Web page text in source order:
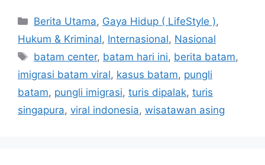
Categories
Berita Utama, Gaya Hidup ( LifeStyle ),
Hukum & Kriminal, Internasional, Nasional
Tags
batam center, batam hari ini, berita batam,
imigrasi batam viral, kasus batam, pungli
batam, pungli imigrasi, turis dipalak, turis
singapura, viral indonesia, wisatawan asing